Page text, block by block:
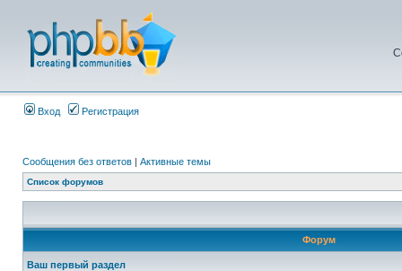
Вход Регистрация
Сообщения без ответов | Активные темы
Список форумов
Форум
Ваш первый раздел